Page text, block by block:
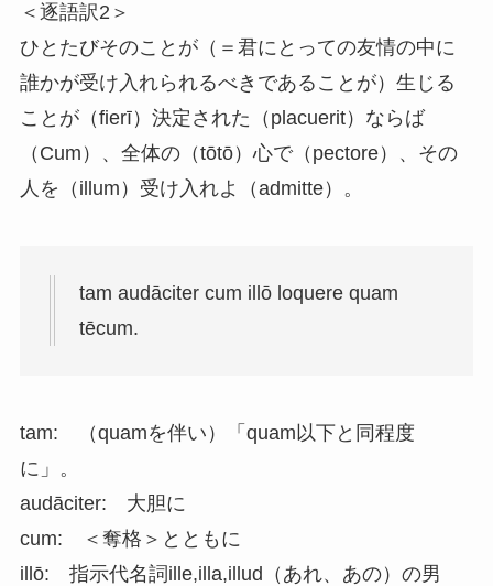
＜逐語訳2＞
ひとたびそのことが（＝君にとっての友情の中に
誰かが受け入れられるべきであることが）生じる
ことが（fierī）決定された（placuerit）ならば
（Cum）、全体の（tōtō）心で（pectore）、その
人を（illum）受け入れよ（admitte）。
tam audāciter cum illō loquere quam
tēcum.
tam: （quamを伴い）「quam以下と同程度
に」。
audāciter: 大胆に
cum: ＜奪格＞とともに
illō: 指示代名詞ille,illa,illud（あれ、あの）の男